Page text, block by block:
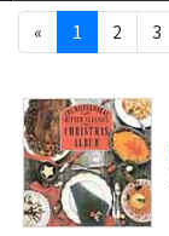
«
1 2 3